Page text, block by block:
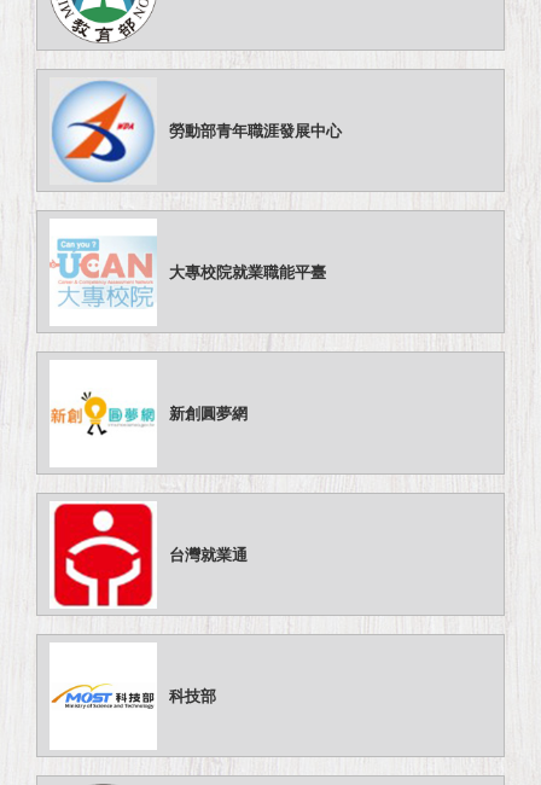
勞動部青年職涯發展中心
大專校院就業職能平臺
新創圓夢網
台灣就業通
科技部